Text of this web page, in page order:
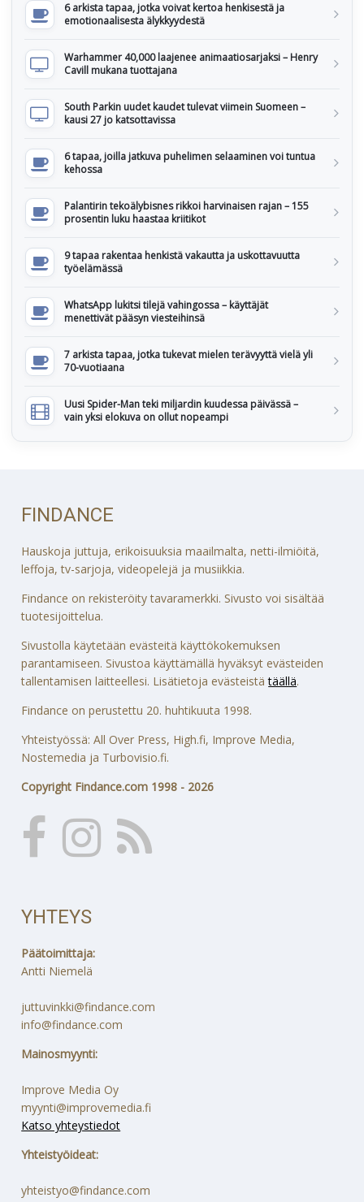
6 arkista tapaa, jotka voivat kertoa henkisestä ja
emotionaalisesta älykkyydestä
Warhammer 40,000 laajenee animaatiosarjaksi – Henry
Cavill mukana tuottajana
South Parkin uudet kaudet tulevat viimein Suomeen –
kausi 27 jo katsottavissa
6 tapaa, joilla jatkuva puhelimen selaaminen voi tuntua
kehossa
Palantirin tekoälybisnes rikkoi harvinaisen rajan – 155
prosentin luku haastaa kriitikot
9 tapaa rakentaa henkistä vakautta ja uskottavuutta
työelämässä
WhatsApp lukitsi tilejä vahingossa – käyttäjät
menettivät pääsyn viesteihinsä
7 arkista tapaa, jotka tukevat mielen terävyyttä vielä yli
70-vuotiaana
Uusi Spider-Man teki miljardin kuudessa päivässä –
vain yksi elokuva on ollut nopeampi
FINDANCE
Hauskoja juttuja, erikoisuuksia maailmalta, netti-ilmiöitä,
leffoja, tv-sarjoja, videopelejä ja musiikkia.
Findance on rekisteröity tavaramerkki. Sivusto voi sisältää
tuotesijoittelua.
Sivustolla käytetään evästeitä käyttökokemuksen
parantamiseen. Sivustoa käyttämällä hyväksyt evästeiden
tallentamisen laitteellesi. Lisätietoja evästeistätäällä.
Findance on perustettu 20. huhtikuuta 1998.
Yhteistyössä: All Over Press, High.fi, Improve Media,
Nostemedia ja Turbovisio.fi.
Copyright Findance.com 1998 - 2026
YHTEYS
Päätoimittaja:
Antti Niemelä
juttuvinkki@findance.com
info@findance.com
Mainosmyynti:
Improve Media Oy
myynti@improvemedia.fi
Katso yhteystiedot
Yhteistyöideat:
yhteistyo@findance.com